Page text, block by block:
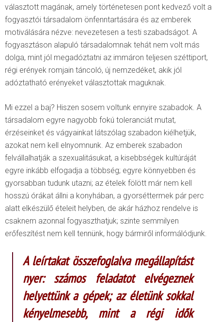
választott magának, amely történetesen pont kedvező volt a
fogyasztói társadalom önfenntartására és az emberek
motiválására nézve: nevezetesen a testi szabadságot. A
fogyasztáson alapuló társadalomnak tehát nem volt más
dolga, mint jól megadóztatni az immáron teljesen széttiport,
régi erények romjain táncoló, új nemzedéket, akik jól
adóztatható erényeket választottak maguknak.
Mi ezzel a baj? Hiszen sosem voltunk ennyire szabadok. A
társadalom egyre nagyobb fokú toleranciát mutat,
érzéseinket és vágyainkat látszólag szabadon kiélhetjük,
azokat nem kell elnyomnunk. Az emberek szabadon
felvállalhatják a szexualitásukat, a kisebbségek kultúráját
egyre inkább elfogadja a többség; egyre könnyebben és
gyorsabban tudunk utazni; az ételek fölött már nem kell
hosszú órákat állni a konyhában, a gyorséttermek pár perc
alatt elkészülő ételeit helyben, de akár házhoz rendelve is
csaknem azonnal fogyaszthatjuk; szinte semmilyen
erőfeszítést nem kell tennünk, hogy bármiről informálódjunk.
A leírtakat összefoglalva megállapítást
nyer: számos feladatot elvégeznek
helyettünk a gépek; az életünk sokkal
kényelmesebb, mint a régi idők